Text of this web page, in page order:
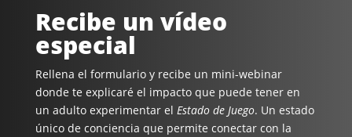
Recibe un vídeo
especial
Rellena el formulario y recibe un mini-webinar
donde te explicaré el impacto que puede tener en
un adulto experimentar el Estado de Juego. Un estado
único de conciencia que permite conectar con la